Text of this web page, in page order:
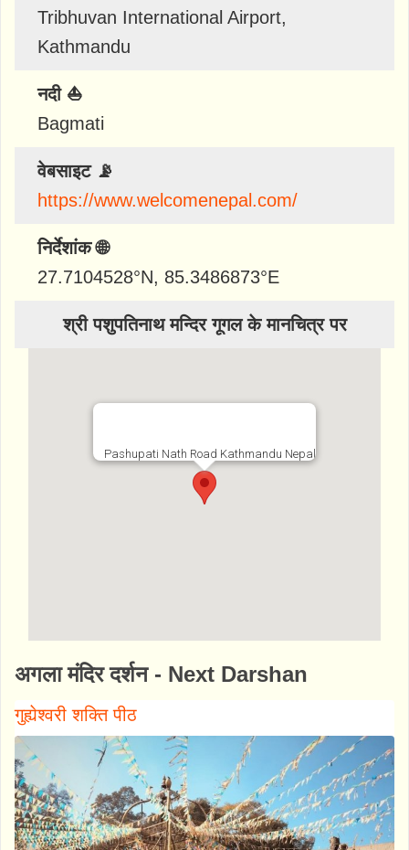
Tribhuvan International Airport,
Kathmandu
नदी ⛵
Bagmati
वेबसाइट 📡
https://www.welcomenepal.com/
निर्देशांक 🌐
27.7104528°N, 85.3486873°E
श्री पशुपतिनाथ मन्दिर गूगल के मानचित्र पर
Pashupati Nath Road Kathmandu Nepal
pashupatinath-mandir
अगला मंदिर दर्शन - Next Darshan
गुह्येश्वरी शक्ति पीठ